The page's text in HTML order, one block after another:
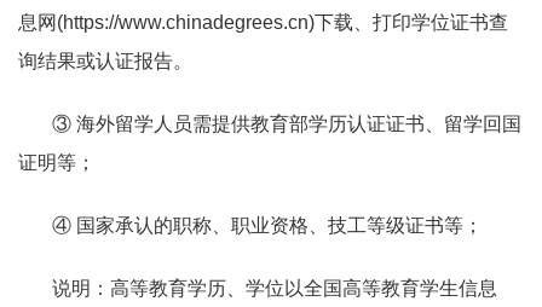
息网 (https://www.chinadegrees.cn)下载、打印学位证书查
询结果或认证报告。
③ 海外留学人员需提供教育部学历认证证书、留学回国
证明等；
④ 国家承认的职称、职业资格、技工等级证书等；
说明：高等教育学历、学位以全国高等教育学生信息